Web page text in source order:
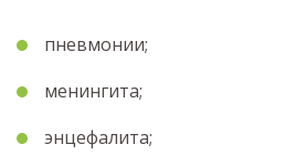
пневмонии;
менингита;
энцефалита;